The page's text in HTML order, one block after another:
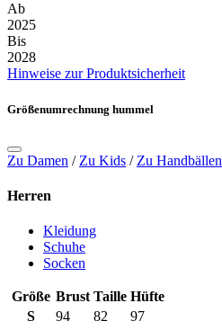
Ab
2025
Bis
2028
Hinweise zur Produktsicherheit
Größenumrechnung hummel
Zu Damen / Zu Kids / Zu Handbällen
Herren
Kleidung
Schuhe
Socken
Größe Brust Taille Hüfte
S
94 82
97